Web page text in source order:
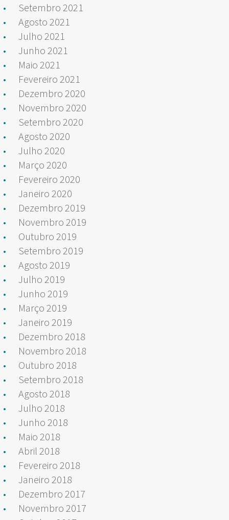
Setembro 2021
Agosto 2021
Julho 2021
Junho 2021
Maio 2021
Fevereiro 2021
Dezembro 2020
Novembro 2020
Setembro 2020
Agosto 2020
Julho 2020
Março 2020
Fevereiro 2020
Janeiro 2020
Dezembro 2019
Novembro 2019
Outubro 2019
Setembro 2019
Agosto 2019
Julho 2019
Junho 2019
Março 2019
Janeiro 2019
Dezembro 2018
Novembro 2018
Outubro 2018
Setembro 2018
Agosto 2018
Julho 2018
Junho 2018
Maio 2018
Abril 2018
Fevereiro 2018
Janeiro 2018
Dezembro 2017
Novembro 2017